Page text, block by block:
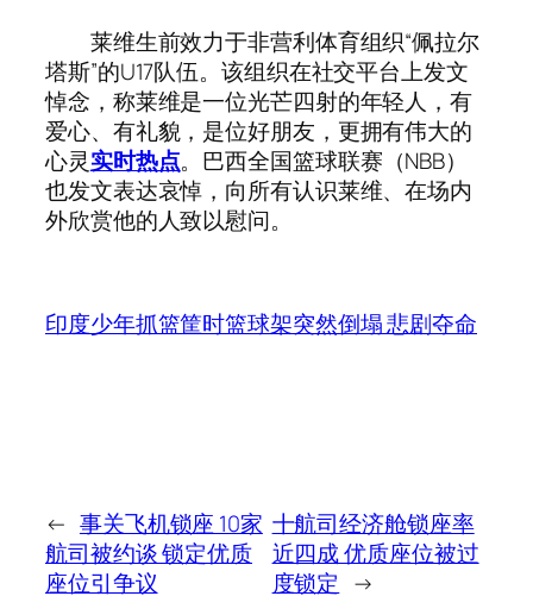
莱维生前效力于非营利体育组织“佩拉尔
塔斯”的U17队伍。该组织在社交平台上发文
悼念，称莱维是一位光芒四射的年轻人，有
爱心、有礼貌，是位好朋友，更拥有伟大的
心灵实时热点。巴西全国篮球联赛（NBB）
也发文表达哀悼，向所有认识莱维、在场内
外欣赏他的人致以慰问。
印度少年抓篮筐时篮球架突然倒塌 悲剧夺命
← 事关飞机锁座 10家
航司被约谈 锁定优质
座位引争议
十航司经济舱锁座率
近四成 优质座位被过
度锁定 →